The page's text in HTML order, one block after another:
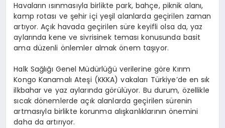
Havaların ısınmasıyla birlikte park, bahçe, piknik alanı,
kamp rotası ve şehir içi yeşil alanlarda geçirilen zaman
artıyor. Açık havada geçirilen süre keyifli olsa da, yaz
aylarında kene ve sivrisinek teması konusunda basit
ama düzenli önlemler almak önem taşıyor.
Halk Sağlığı Genel Müdürlüğü verilerine göre Kırım
Kongo Kanamalı Ateşi (KKKA) vakaları Türkiye’de en sık
ilkbahar ve yaz aylarında görülüyor. Bu durum, özellikle
sıcak dönemlerde açık alanlarda geçirilen sürenin
artmasıyla birlikte korunma alışkanlıklarının önemini
daha da artırıyor.